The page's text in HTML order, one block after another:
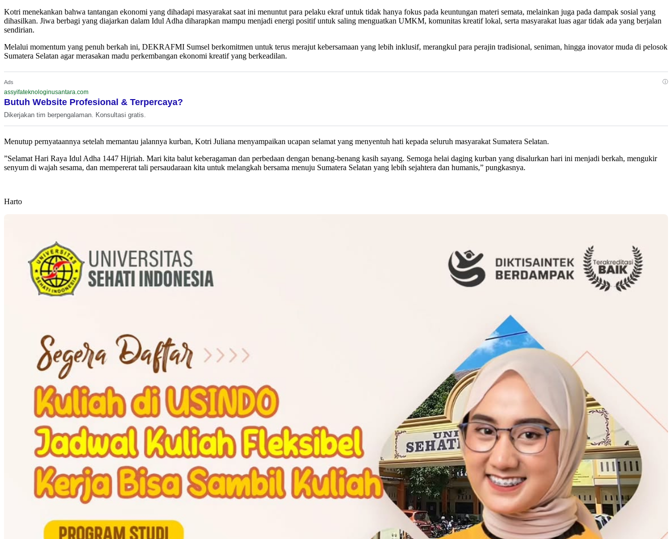
​Kotri menekankan bahwa tantangan ekonomi yang dihadapi masyarakat saat ini menuntut para pelaku ekraf untuk tidak hanya fokus pada keuntungan materi semata, melainkan juga pada dampak sosial yang
dihasilkan. Jiwa berbagi yang diajarkan dalam Idul Adha diharapkan mampu menjadi energi positif untuk saling menguatkan UMKM, komunitas kreatif lokal, serta masyarakat luas agar tidak ada yang berjalan
sendirian.
​Melalui momentum yang penuh berkah ini, DEKRAFMI Sumsel berkomitmen untuk terus merajut kebersamaan yang lebih inklusif, merangkul para perajin tradisional, seniman, hingga inovator muda di pelosok
Sumatera Selatan agar merasakan madu perkembangan ekonomi kreatif yang berkeadilan.
Ads ⓘ
assyifateknologinusantara.com
Butuh Website Profesional & Terpercaya?
Dikerjakan tim berpengalaman. Konsultasi gratis.
​Menutup pernyataannya setelah memantau jalannya kurban, Kotri Juliana menyampaikan ucapan selamat yang menyentuh hati kepada seluruh masyarakat Sumatera Selatan.
​”Selamat Hari Raya Idul Adha 1447 Hijriah. Mari kita balut keberagaman dan perbedaan dengan benang-benang kasih sayang. Semoga helai daging kurban yang disalurkan hari ini menjadi berkah, mengukir
senyum di wajah sesama, dan mempererat tali persaudaraan kita untuk melangkah bersama menuju Sumatera Selatan yang lebih sejahtera dan humanis,” pungkasnya.
Harto